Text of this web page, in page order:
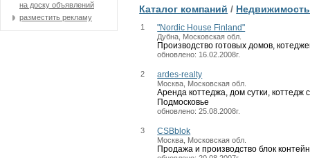
на доску объявлений
разместить рекламу
Каталог компаний / Недвижимость
1 "Nordic House Finland"
Дубна, Московская обл.
Производство готовых домов,
обновлено: 16.02.2008г.
2 ardes-realty
Москва, Московская обл.
Аренда коттеджа, дом сутки,
Подмосковье
обновлено: 25.08.2008г.
3 CSBblok
Москва, Московская обл.
Продажа и производство блок